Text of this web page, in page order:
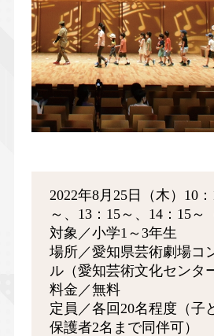
2022年8月25日（木）10
～、13：15～、14：15～
対象／小学1～3年生
場所／愛知県芸術劇場コ
ル（愛知芸術文化センタ
料金／無料
定員／各回20名程度（子
保護者2名まで同伴可）